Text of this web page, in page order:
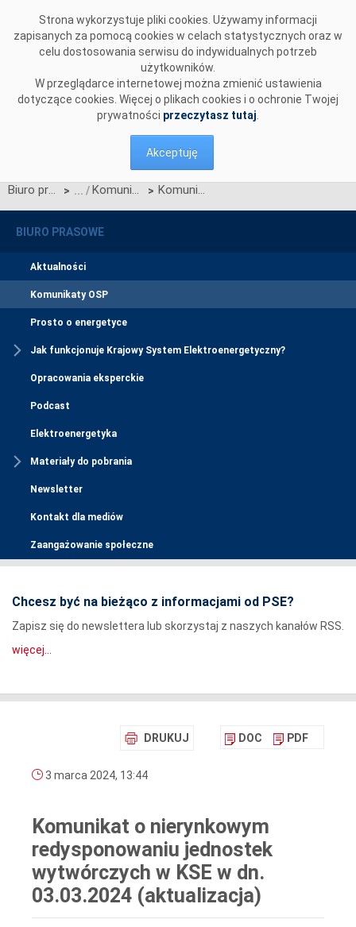
Strona wykorzystuje pliki cookies. Używamy informacji
zapisanych za pomocą cookies w celach statystycznych oraz w
celu dostosowania serwisu do indywidualnych potrzeb
użytkowników.
W przeglądarce internetowej można zmienić ustawienia
dotyczące cookies. Więcej o plikach cookies i o ochronie Twojej
prywatności przeczytasz tutaj
Akceptuję
Biuro prasowe > Komunikaty OSP > Komunikat o nierynkowym redysponowaniu jednostek wytwórczych w KSE w dn. 03.03.2024 (aktualizacja)
BIURO PRASOWE
Aktualności
Komunikaty OSP
Prosto o energetyce
Jak funkcjonuje Krajowy System Elektroenergetyczny?
Opracowania eksperckie
Podcast
Elektroenergetyka
Materiały do pobrania
Newsletter
Kontakt dla mediów
Zaangażowanie społeczne
Chcesz być na bieżąco z informacjami od PSE?
Zapisz się do newslettera lub skorzystaj z naszych kanałów RSS.
więcej...
DRUKUJ DOC PDF
3 marca 2024, 13:44
Komunikat o nierynkowym
redysponowaniu jednostek
wytwórczych w KSE w dn.
03.03.2024 (aktualizacja)